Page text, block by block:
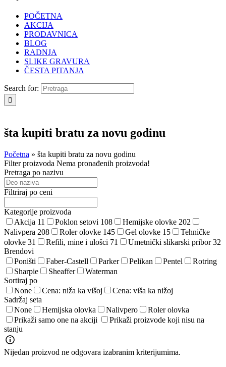
POČETNA
AKCIJA
PRODAVNICA
BLOG
RADNJA
SLIKE GRAVURA
ČESTA PITANJA
Search for:
šta kupiti bratu za novu godinu
Početna » šta kupiti bratu za novu godinu
Filter proizvoda Nema pronađenih proizvoda!
Pretraga po nazivu
Filtriraj po ceni
Kategorije proizvoda
Akcija 11 Poklon setovi 108 Hemijske olovke 202
Nalivpera 208 Roler olovke 145 Gel olovke 15
Tehničke
olovke 31 Refili, mine i ulošci 71 Umetnički slikarski pribor32
Brendovi
Poništi
Faber-Castell Parker Pelikan Pentel
Rotring
Sharpie
Sheaffer
Waterman
Sortiraj po
None
Cena: niža ka višoj
Cena: viša ka nižoj
Sadržaj seta
None
Hemijska olovka Nalivpero
Roler olovka
Prikaži samo one na akciji
Prikaži proizvode koji nisu na
stanju
Nijedan proizvod ne odgovara izabranim kriterijumima.